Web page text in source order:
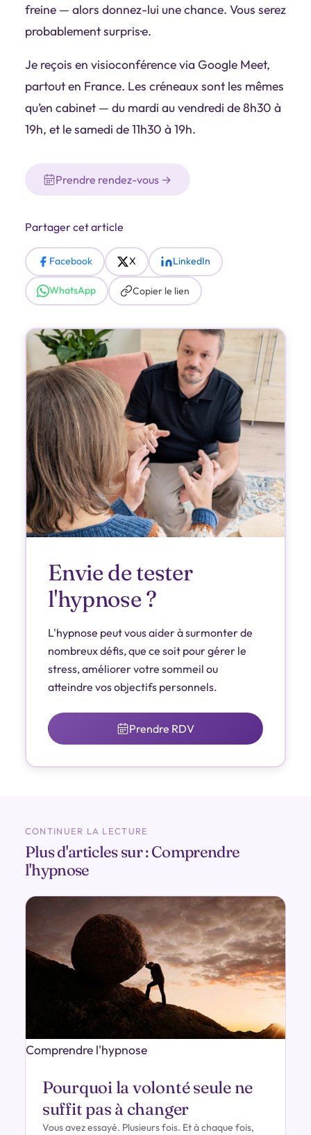
freine — alors donnez-lui une chance. Vous serez
probablement surpris·e.
Je reçois en visioconférence via Google Meet,
partout en France. Les créneaux sont les mêmes
qu’en cabinet — du mardi au vendredi de 8h30 à
19h, et le samedi de 11h30 à 19h.
Prendre rendez-vous →
Partager cet article
Facebook X LinkedIn
WhatsApp Copier le lien
Envie de tester
l'hypnose ?
L'hypnose peut vous aider à surmonter de
nombreux défis, que ce soit pour gérer le
stress, améliorer votre sommeil ou
atteindre vos objectifs personnels.
Prendre RDV
CONTINUER LA LECTURE
Plus d'articles sur : Comprendre
l'hypnose
Comprendre l'hypnose
Pourquoi la volonté seule ne
suffit pas à changer
Vous avez essayé. Plusieurs fois. Et à chaque fois,